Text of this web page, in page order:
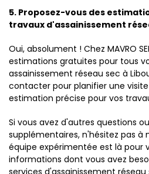
5. Proposez-vous des
travaux d'assainissement
Oui, absolument ! Chez MAVRO
estimations gratuites pour tous
assainissement réseau sec à
contacter pour planifier une
estimation précise pour vos
Si vous avez d'autres questions
supplémentaires, n'hésitez pas à
équipe expérimentée est là pour
informations dont vous avez
services d'assainissement réseau